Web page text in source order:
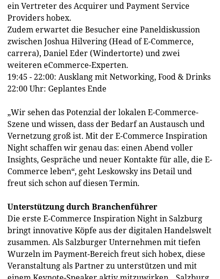
ein Vertreter des Acquirer und Payment Service
Providers hobex.
Zudem erwartet die Besucher eine Paneldiskussion
zwischen Joshua Hilvering (Head of E-Commerce,
carrera), Daniel Eder (Windertorte) und zwei
weiteren eCommerce-Experten.
19:45 - 22:00: Ausklang mit Networking, Food & Drinks
22:00 Uhr: Geplantes Ende
„Wir sehen das Potenzial der lokalen E-Commerce-
Szene und wissen, dass der Bedarf an Austausch und
Vernetzung groß ist. Mit der E-Commerce Inspiration
Night schaffen wir genau das: einen Abend voller
Insights, Gespräche und neuer Kontakte für alle, die E-
Commerce leben“, geht Leskowsky ins Detail und
freut sich schon auf diesen Termin.
Unterstützung durch Branchenführer
Die erste E-Commerce Inspiration Night in Salzburg
bringt innovative Köpfe aus der digitalen Handelswelt
zusammen. Als Salzburger Unternehmen mit tiefen
Wurzeln im Payment-Bereich freut sich hobex, diese
Veranstaltung als Partner zu unterstützen und mit